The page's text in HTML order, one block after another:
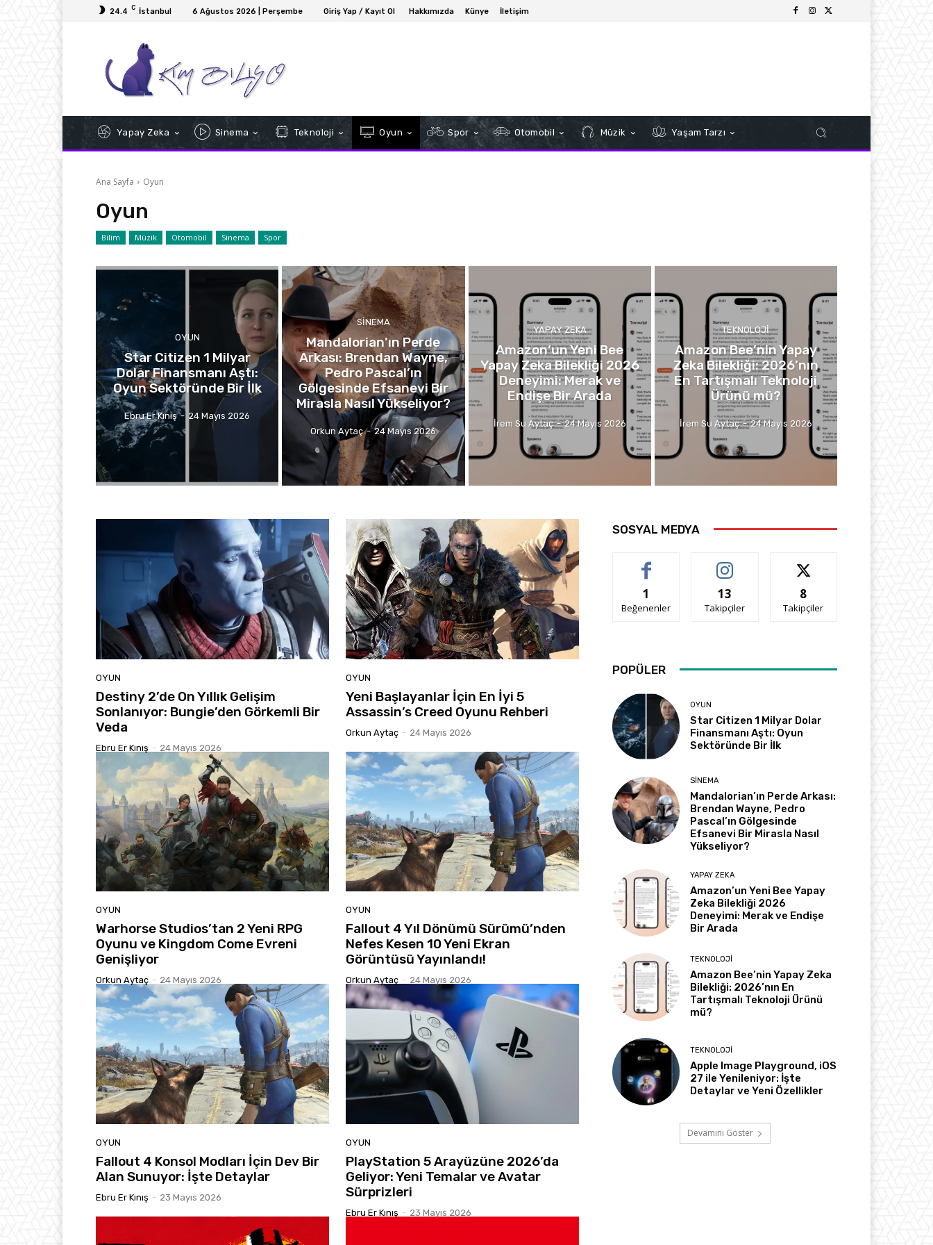
24.4 C İstanbul 6 Ağustos 2026 | Perşembe Giriş Yap / Kayıt Ol Hakkımızda Künye İletişim
Yapay Zeka Sinema Teknoloji Oyun Spor Otomobil Müzik Yaşam Tarzı
Ana Sayfa Oyun
Oyun
Bilim Müzik Otomobil Sinema Spor
OYUN
Star Citizen 1 Milyar
Dolar Finansmanı Aştı:
Oyun Sektöründe Bir İlk
Ebru Er Kınış - 24 Mayıs 2026
SINEMA
Mandalorian’ın Perde
Arkası: Brendan Wayne,
Pedro Pascal’ın
Gölgesinde Efsanevi Bir
Mirasla Nasıl Yükseliyor?
Orkun Aytaç - 24 Mayıs 2026
YAPAY ZEKA
Amazon’un Yeni Bee
Yapay Zeka Bilekliği 2026
Deneyimi: Merak ve
Endişe Bir Arada
İrem Su Aytaç - 24 Mayıs 2026
TEKNOLOJI
Amazon Bee’nin Yapay
Zeka Bilekliği: 2026’nın
En Tartışmalı Teknoloji
Ürünü mü?
İrem Su Aytaç - 24 Mayıs 2026
OYUN
Destiny 2’de On Yıllık Gelişim
Sonlanıyor: Bungie’den Görkemli Bir
Veda
Ebru Er Kınış - 24 Mayıs 2026
OYUN
Yeni Başlayanlar İçin En İyi 5
Assassin’s Creed Oyunu Rehberi
Orkun Aytaç - 24 Mayıs 2026
OYUN
Warhorse Studios’tan 2 Yeni RPG
Oyunu ve Kingdom Come Evreni
Genişliyor
Orkun Aytaç - 24 Mayıs 2026
OYUN
Fallout 4 Yıl Dönümü Sürümü’nden
Nefes Kesen 10 Yeni Ekran
Görüntüsü Yayınlandı!
Orkun Aytaç - 24 Mayıs 2026
OYUN
Fallout 4 Konsol Modları İçin Dev Bir
Alan Sunuyor: İşte Detaylar
Ebru Er Kınış - 23 Mayıs 2026
OYUN
PlayStation 5 Arayüzüne 2026’da
Geliyor: Yeni Temalar ve Avatar
Sürprizleri
Ebru Er Kınış - 23 Mayıs 2026
SOSYAL MEDYA
1
Beğenenler
13
Takipçiler
8
Takipçiler
POPÜLER
OYUN
Star Citizen 1 Milyar Dolar
Finansmanı Aştı: Oyun
Sektöründe Bir İlk
SINEMA
Mandalorian’ın Perde Arkası:
Brendan Wayne, Pedro
Pascal’ın Gölgesinde
Efsanevi Bir Mirasla Nasıl
Yükseliyor?
YAPAY ZEKA
Amazon’un Yeni Bee Yapay
Zeka Bilekliği 2026
Deneyimi: Merak ve Endişe
Bir Arada
TEKNOLOJI
Amazon Bee’nin Yapay Zeka
Bilekliği: 2026’nın En
Tartışmalı Teknoloji Ürünü
mü?
TEKNOLOJI
Apple Image Playground, iOS
27 ile Yenileniyor: İşte
Detaylar ve Yeni Özellikler
Devamını Göster